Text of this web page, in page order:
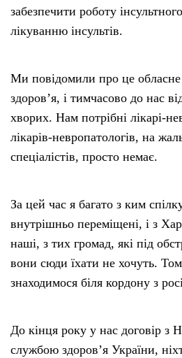
забезпечити роботу
лікуванню інсультів.
Ми повідомили про це обласне
здоров’я, і тимчасово до нас
хворих. Нам потрібні лікарі-
лікарів-невропатологів, на
спеціалістів, просто немає.
За цей час я багато з ким
внутрішньо переміщені, і з
наші, з тих громад, які під
вони сюди їхати не хочуть.
знаходимося біля кордону з
До кінця року у нас договір з
службою здоров’я України,